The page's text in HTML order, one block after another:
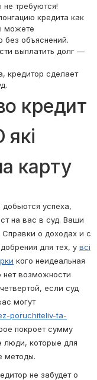
требуются!
кредита как
можете
без объяснений.
выплатить долг —
кредитор сделает
кредит
карту
добьются успеха,
на вас в суд. Ваши
о доходах и с
для тех, у всі
кого неидеальная
нет возможности
если суд
могут
poruchiteliv-ta-
покроет сумму
люди, которые для
методы.
не забудет о